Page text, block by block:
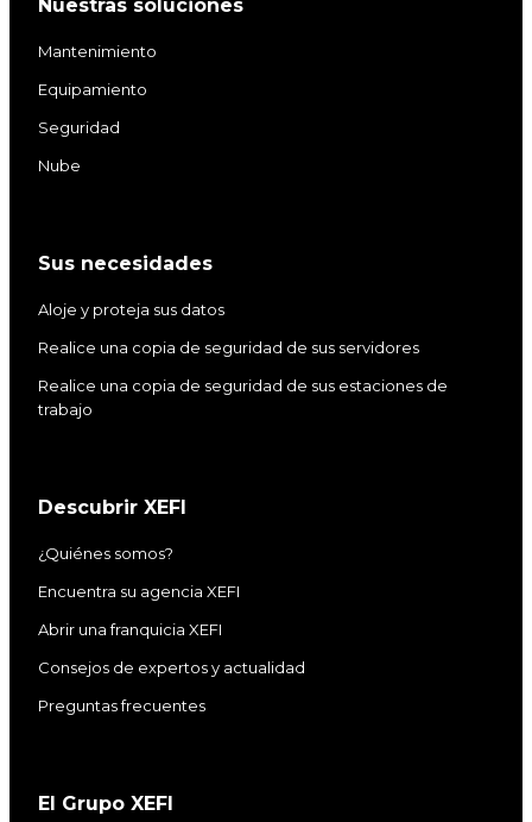
k
e
n
t
a
a
T
u
e
Nuestras soluciones
Mantenimiento
Equipamiento
Seguridad
Nube
Sus necesidades
Aloje y proteja sus datos
Realice una copia de seguridad de sus servidores
Realice una copia de seguridad de sus estaciones de
trabajo
Descubrir XEFI
¿Quiénes somos?
Encuentra su agencia XEFI
Abrir una franquicia XEFI
Consejos de expertos y actualidad
Preguntas frecuentes
El Grupo XEFI